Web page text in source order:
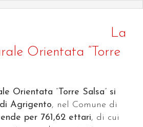
La
Orientata “Torre
Orientata “Torre Salsa” si
Agrigento, nel Comune di
per 761,62 ettari, di cui